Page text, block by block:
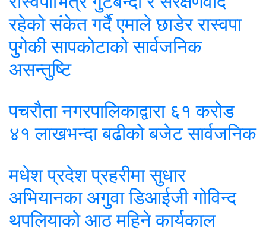
रहेको संकेत गर्दै एमाले छाडेर रास्वपा
पुगेकी सापकोटाको सार्वजनिक
असन्तुष्टि
पचरौता नगरपालिकाद्वारा ६१ करोड
४१ लाखभन्दा बढीको बजेट सार्वजनिक
मधेश प्रदेश प्रहरीमा सुधार
अभियानका अगुवा डिआईजी गोविन्द
थपलियाको आठ महिने कार्यकाल